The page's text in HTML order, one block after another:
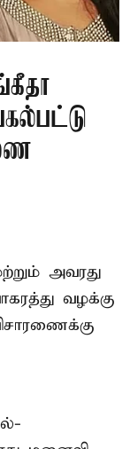
அவரது
வழக்கு